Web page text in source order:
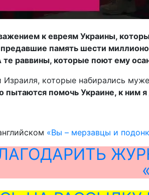
к евреям Украины,
память шести
раввины, которые поют ему
Израиля, которые набирались
пытаются помочь Украине, к ним
«Вы – мерзавцы и